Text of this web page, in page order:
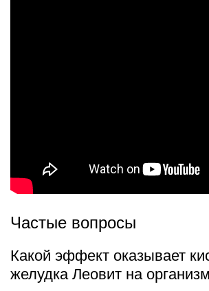
Частые вопросы
Какой эффект оказывает
желудка Леовит на